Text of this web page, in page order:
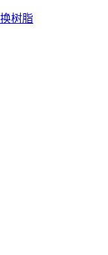
树脂